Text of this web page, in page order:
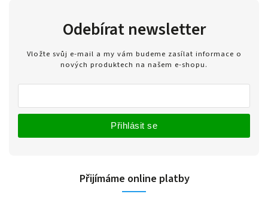
Odebírat newsletter
Vložte svůj e-mail a my vám budeme zasílat informace o
nových produktech na našem e-shopu.
Přihlásit se
Přijímáme online platby